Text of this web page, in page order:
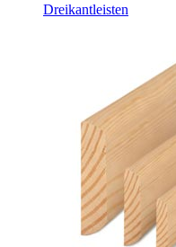
Dreikantleisten